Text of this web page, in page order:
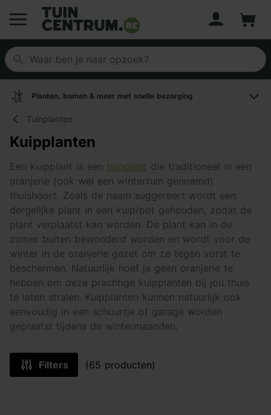
Logo Tuincentrum.be
Planten, bomen & meer met snelle bezorging
Tuinplanten
Kuipplanten
Een kuipplant is een tuinplant die traditioneel in een
oranjerie (ook wel een wintertuin genoemd)
thuishoort. Zoals de naam suggereert wordt een
dergelijke plant in een kuip/pot gehouden, zodat de
plant verplaatst kan worden. De plant kan in de
zomer buiten bewonderd worden en wordt voor de
winter in de oranjerie gezet om ze tegen vorst te
beschermen. Natuurlijk hoef je geen oranjerie te
hebben om deze prachtige kuipplanten bij jou thuis
te laten stralen. Kuipplanten kunnen natuurlijk ook
eenvoudig in een schuurtje of garage worden
geplaatst tijdens de wintermaanden.
Filters (65 producten)